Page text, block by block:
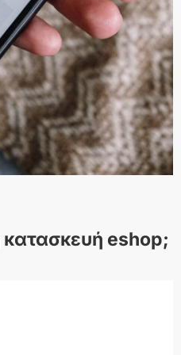
για σελίδα
έχει
κατασκευή eshop;